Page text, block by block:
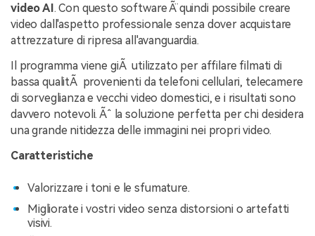
video AI. Con questo software Ã¨ quindi possibile creare
video dall'aspetto professionale senza dover acquistare
attrezzature di ripresa all'avanguardia.
Il programma viene giÃ utilizzato per affilare filmati di
bassa qualitÃ provenienti da telefoni cellulari, telecamere
di sorveglianza e vecchi video domestici, e i risultati sono
davvero notevoli. Ãˆ la soluzione perfetta per chi desidera
una grande nitidezza delle immagini nei propri video.
Caratteristiche
Valorizzare i toni e le sfumature.
Migliorate i vostri video senza distorsioni o artefatti
visivi.